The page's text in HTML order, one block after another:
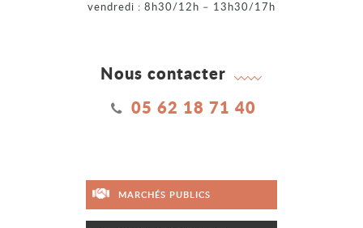
vendredi : 8h30/12h – 13h30/17h
Nous contacter
05 62 18 71 40
MARCHÉS PUBLICS